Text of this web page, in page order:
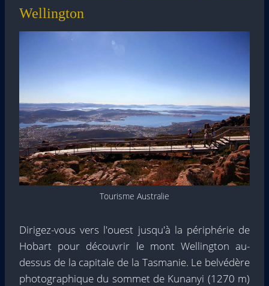
Wellington
Tourisme Australie
Dirigez-vous vers l'ouest jusqu'à la périphérie de
Hobart pour découvrir le mont Wellington au-
dessus de la capitale de la Tasmanie. Le belvédère
photographique du sommet de Kunanyi (1270 m)